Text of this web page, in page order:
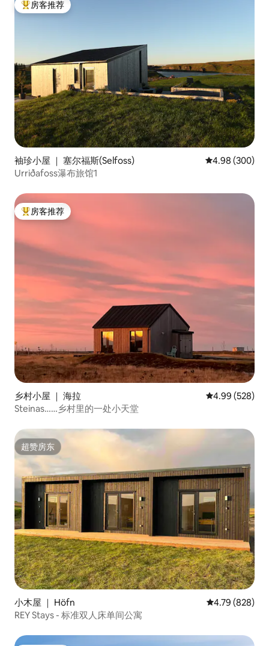
热门「房客推荐」
房客推荐
袖珍小屋 ｜ 塞尔福斯(Selfoss) 平均评分 4.98
4.98 (300)
Urriðafoss瀑布旅馆1
热门「房客推荐」
房客推荐
乡村小屋 ｜ 海拉 平均评分 4.99
4.99 (528)
Steinas……乡村里的一处小天堂
超赞房东
超赞房东
小木屋 ｜ Höfn 平均评分 4.79
4.79 (828)
REY Stays - 标准双人床单间公寓